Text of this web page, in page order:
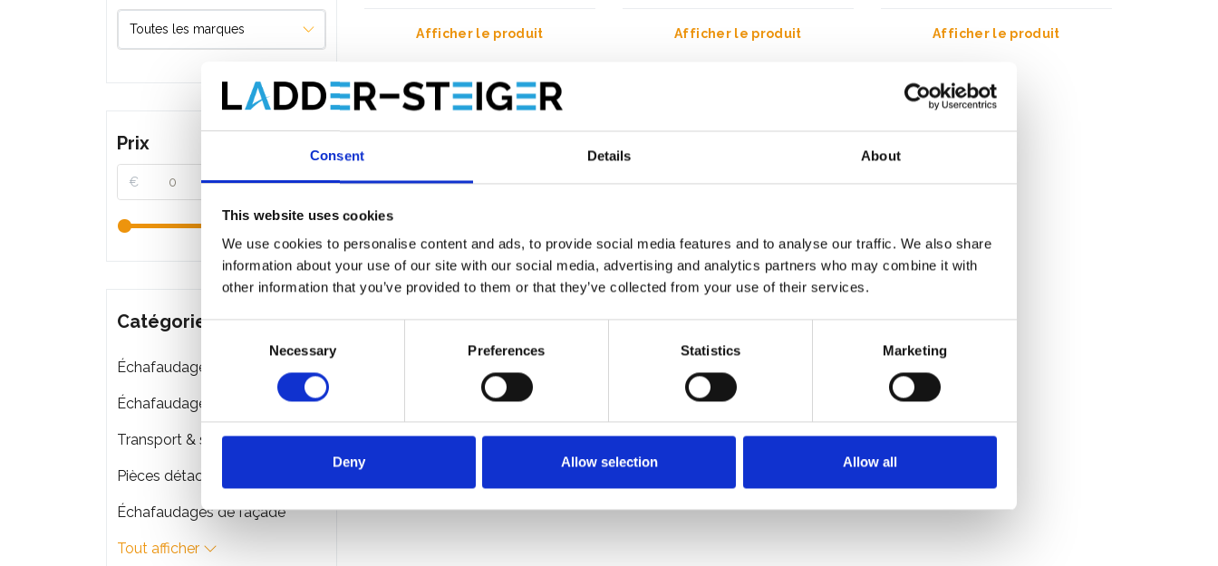
Consent Details About
This website uses cookies
We use cookies to personalise content and ads, to provide social media features and to analyse our traffic. We also share
information about your use of our site with our social media, advertising and analytics partners who may combine it with
other information that you’ve provided to them or that they’ve collected from your use of their services.
Consent
Necessary Preferences Statistics Marketing
Deny Allow selection Allow all
Afficher le produit Afficher le produit Afficher le produit
Échafaudage pliant ASC 90x190
avec marche hauteur travail 3 m
€579,00 €681,03 HT
Afficher le produit
Prix
€ €
Catégories
Échafaudages roulants
Échafaudages pliant
Transport & stockage d'échafaudage
Pièces détachées
Échafaudages de façade
Tout afficher